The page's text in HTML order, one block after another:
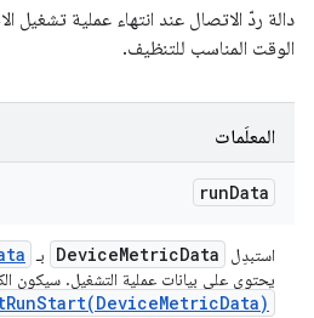
دالة ردّ الاتصال عند انتهاء عملية تشغيل
الوقت المناسب للتنظيف.
المعلَمات
runData
استبدِل DeviceMetricData بـ
يحتوي على بيانات عملية التشغيل. سيكون
DeviceMetricData)